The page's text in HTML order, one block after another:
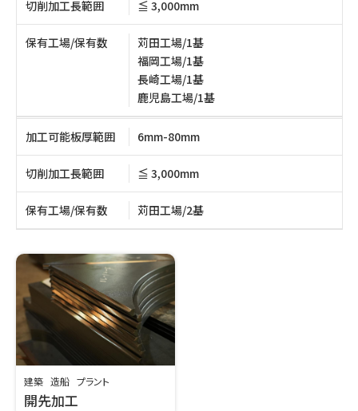
切削加工長範囲 ≦ 3,000mm
保有工場/保有数
苅田工場/1基
福岡工場/1基
長崎工場/1基
鹿児島工場/1基
加工可能板厚範囲 6mm-80mm
切削加工長範囲 ≦ 3,000mm
保有工場/保有数 苅田工場/2基
建築 造船 プラント
開先加工